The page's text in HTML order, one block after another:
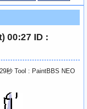
00:27 ID :
秒 Tool : PaintBBS NEO